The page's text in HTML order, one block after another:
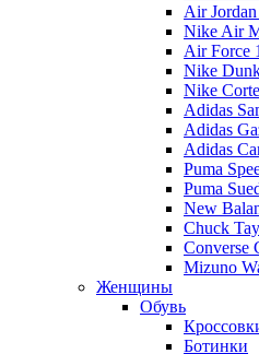
Air Jordan
Nike Air
Air Force 1
Nike
Nike
Adidas
Adidas
Adidas
Puma
Puma
New
Chuck
Converse
Mizuno
Женщины
Обувь
Ботинки